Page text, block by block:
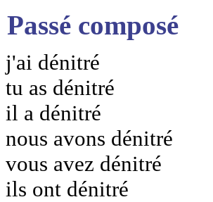
Passé composé
j'ai dénitré
tu as dénitré
il a dénitré
nous avons dénitré
vous avez dénitré
ils ont dénitré